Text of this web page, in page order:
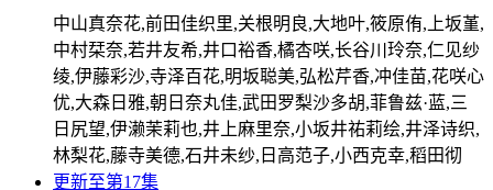
中山真奈花,前田佳织里,关根明良,大地叶,筱原侑,上坂堇,
中村栞奈,若井友希,井口裕香,橘杏咲,长谷川玲奈,仁见纱
绫,伊藤彩沙,寺泽百花,明坂聪美,弘松芹香,冲佳苗,花咲心
优,大森日雅,朝日奈丸佳,武田罗梨沙多胡,菲鲁兹·蓝,三
日尻望,伊濑茉莉也,井上麻里奈,小坂井祐莉绘,井泽诗织,
林梨花,藤寺美德,石井未纱,日高范子,小西克幸,稻田彻
更新至第17集